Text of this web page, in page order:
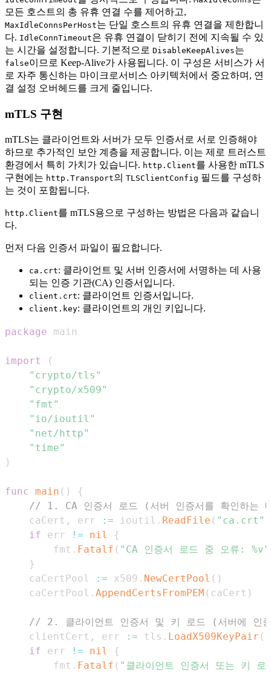
모든 호스트의 총 유휴 연결 수를 제어하고,
MaxIdleConnsPerHost는 단일 호스트의 유휴 연결을 제한합니
다. IdleConnTimeout은 유휴 연결이 닫히기 전에 지속될 수 있
는 시간을 설정합니다. 기본적으로 DisableKeepAlives는
false이므로 Keep-Alive가 사용됩니다. 이 구성은 서비스가 서
로 자주 통신하는 마이크로서비스 아키텍처에서 중요하며, 연
결 설정 오버헤드를 크게 줄입니다.
mTLS 구현
mTLS는 클라이언트와 서버가 모두 인증서로 서로 인증해야
하므로 추가적인 보안 계층을 제공합니다. 이는 제로 트러스트
환경에서 특히 가치가 있습니다. http.Client를 사용한 mTLS
구현에는 http.Transport의 TLSClientConfig 필드를 구성하
는 것이 포함됩니다.
http.Client를 mTLS용으로 구성하는 방법은 다음과 같습니
다.
먼저 다음 인증서 파일이 필요합니다.
ca.crt: 클라이언트 및 서버 인증서에 서명하는 데 사용
되는 인증 기관(CA) 인증서입니다.
client.crt: 클라이언트 인증서입니다.
client.key: 클라이언트의 개인 키입니다.
package
import
(
"crypto/tls"
"crypto/x509"
"fmt"
"io/ioutil"
"net/http"
"time"
)
func main ( )
{
// 1. CA 인증서 로드 (서버 인증서를 확인하는
	caCert
, err := ioutil . ReadFile ( "ca.crt"
if err != nil
{
		fmt
. Fatalf ( "CA 인증서 로드 중 오류: %v"
}
	caCertPool
:= x509 . NewCertPool ( )
	caCertPool
. AppendCertsFromPEM ( caCert )
// 2. 클라이언트 인증서 및 키 로드 (서버에 인
	clientCert
, err := tls . LoadX509KeyPair (
if err != nil
{
		fmt
. Fatalf ( "클라이언트 인증서 또는 키